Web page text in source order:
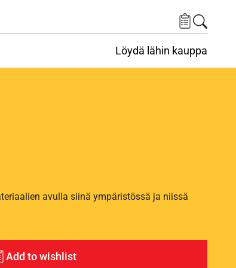
Löydä lähin kauppa
avulla siinä ympäristössä ja niissä
Add to wishlist